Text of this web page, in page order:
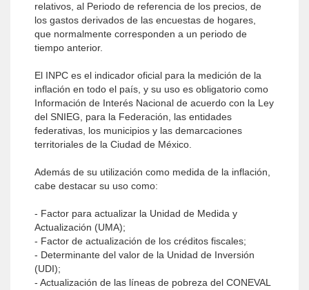
relativos, al Periodo de referencia de los precios, de
los gastos derivados de las encuestas de hogares,
que normalmente corresponden a un periodo de
tiempo anterior.
El INPC es el indicador oficial para la medición de la
inflación en todo el país, y su uso es obligatorio como
Información de Interés Nacional de acuerdo con la Ley
del SNIEG, para la Federación, las entidades
federativas, los municipios y las demarcaciones
territoriales de la Ciudad de México.
Además de su utilización como medida de la inflación,
cabe destacar su uso como:
- Factor para actualizar la Unidad de Medida y
Actualización (UMA);
- Factor de actualización de los créditos fiscales;
- Determinante del valor de la Unidad de Inversión
(UDI);
- Actualización de las líneas de pobreza del CONEVAL